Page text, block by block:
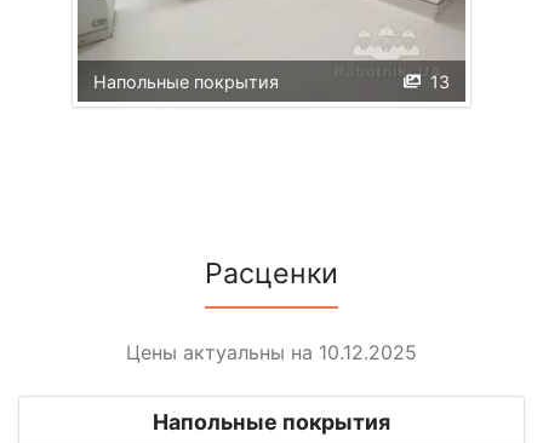
13
Напольные покрытия
Расценки
Цены актуальны на 10.12.2025
Напольные покрытия